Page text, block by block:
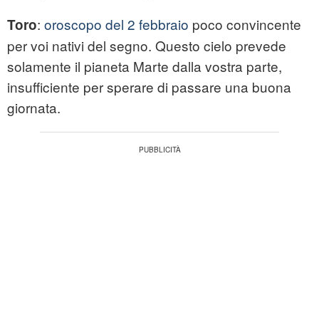
Toro: oroscopo del 2 febbraio poco convincente
per voi nativi del segno. Questo cielo prevede
solamente il pianeta Marte dalla vostra parte,
insufficiente per sperare di passare una buona
giornata.